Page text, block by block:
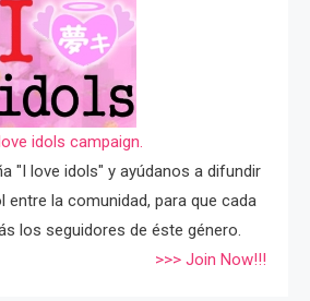
idols campaign.
"I love idols" y ayúdanos a difundir
entre la comunidad, para que cada
los seguidores de éste género.
>>> Join Now!!!